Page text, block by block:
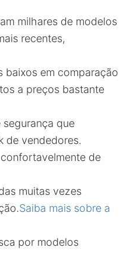
milhares de modelos
recentes,
baixos em comparação
a preços bastante
que
de vendedores.
de
muitas vezes
Saiba mais sobre a
por modelos